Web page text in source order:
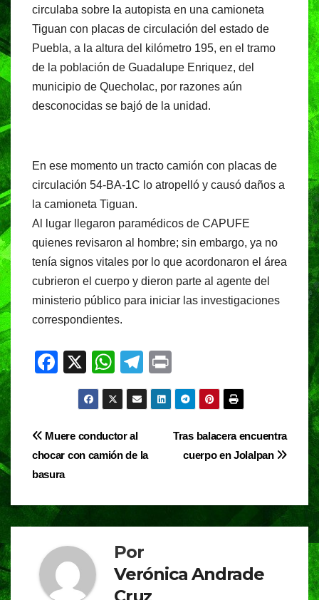
o
k
p
circulaba sobre la autopista en una camioneta
Tiguan con placas de circulación del estado de
Puebla, a la altura del kilómetro 195, en el tramo
de la población de Guadalupe Enriquez, del
municipio de Quecholac, por razones aún
desconocidas se bajó de la unidad.
En ese momento un tracto camión con placas de
circulación 54-BA-1C lo atropelló y causó daños a
la camioneta Tiguan.
Al lugar llegaron paramédicos de CAPUFE
quienes revisaron al hombre; sin embargo, ya no
tenía signos vitales por lo que acordonaron el área
cubrieron el cuerpo y dieron parte al agente del
ministerio público para iniciar las investigaciones
correspondientes.
F
e
b
o
o
k
X
W
h
at
s
A
p
T
el
e
a
in
t
Navegación
de
entradas
Tras balacera encuentra
cuerpo en Jolalpan
Muere conductor al
chocar con camión de la
basura
Por
Verónica Andrade